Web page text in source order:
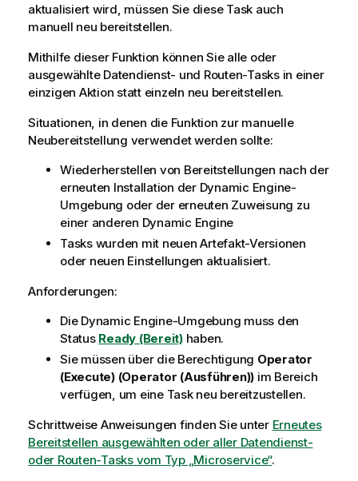
aktualisiert wird, müssen Sie diese Task auch
manuell neu bereitstellen.
Mithilfe dieser Funktion können Sie alle oder
ausgewählte Datendienst- und Routen-Tasks in einer
einzigen Aktion statt einzeln neu bereitstellen.
Situationen, in denen die Funktion zur manuelle
Neubereitstellung verwendet werden sollte:
Wiederherstellen von Bereitstellungen nach der
erneuten Installation der Dynamic Engine-
Umgebung oder der erneuten Zuweisung zu
einer anderen Dynamic Engine
Tasks wurden mit neuen Artefakt-Versionen
oder neuen Einstellungen aktualisiert.
Anforderungen:
Die Dynamic Engine-Umgebung muss den
Status Ready (Bereit)haben.
Sie müssen über die Berechtigung Operator
(Execute) (Operator (Ausführen)) im Bereich
verfügen, um eine Task neu bereitzustellen.
Schrittweise Anweisungen finden Sie unter Erneutes
Bereitstellen ausgewählten oder aller Datendienst-
oder Routen-Tasks vom Typ „Microservice“.